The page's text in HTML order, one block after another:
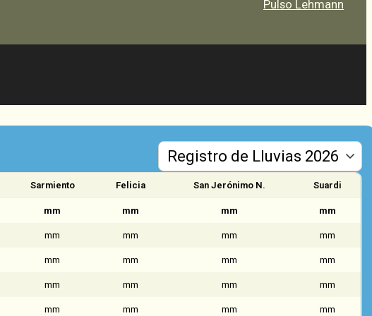
Pulso Lehmann
Sarmiento Felicia San Jerónimo N. Suardi
mm mm mm mm
mm mm mm mm
mm mm mm mm
mm mm mm mm
mm mm mm mm